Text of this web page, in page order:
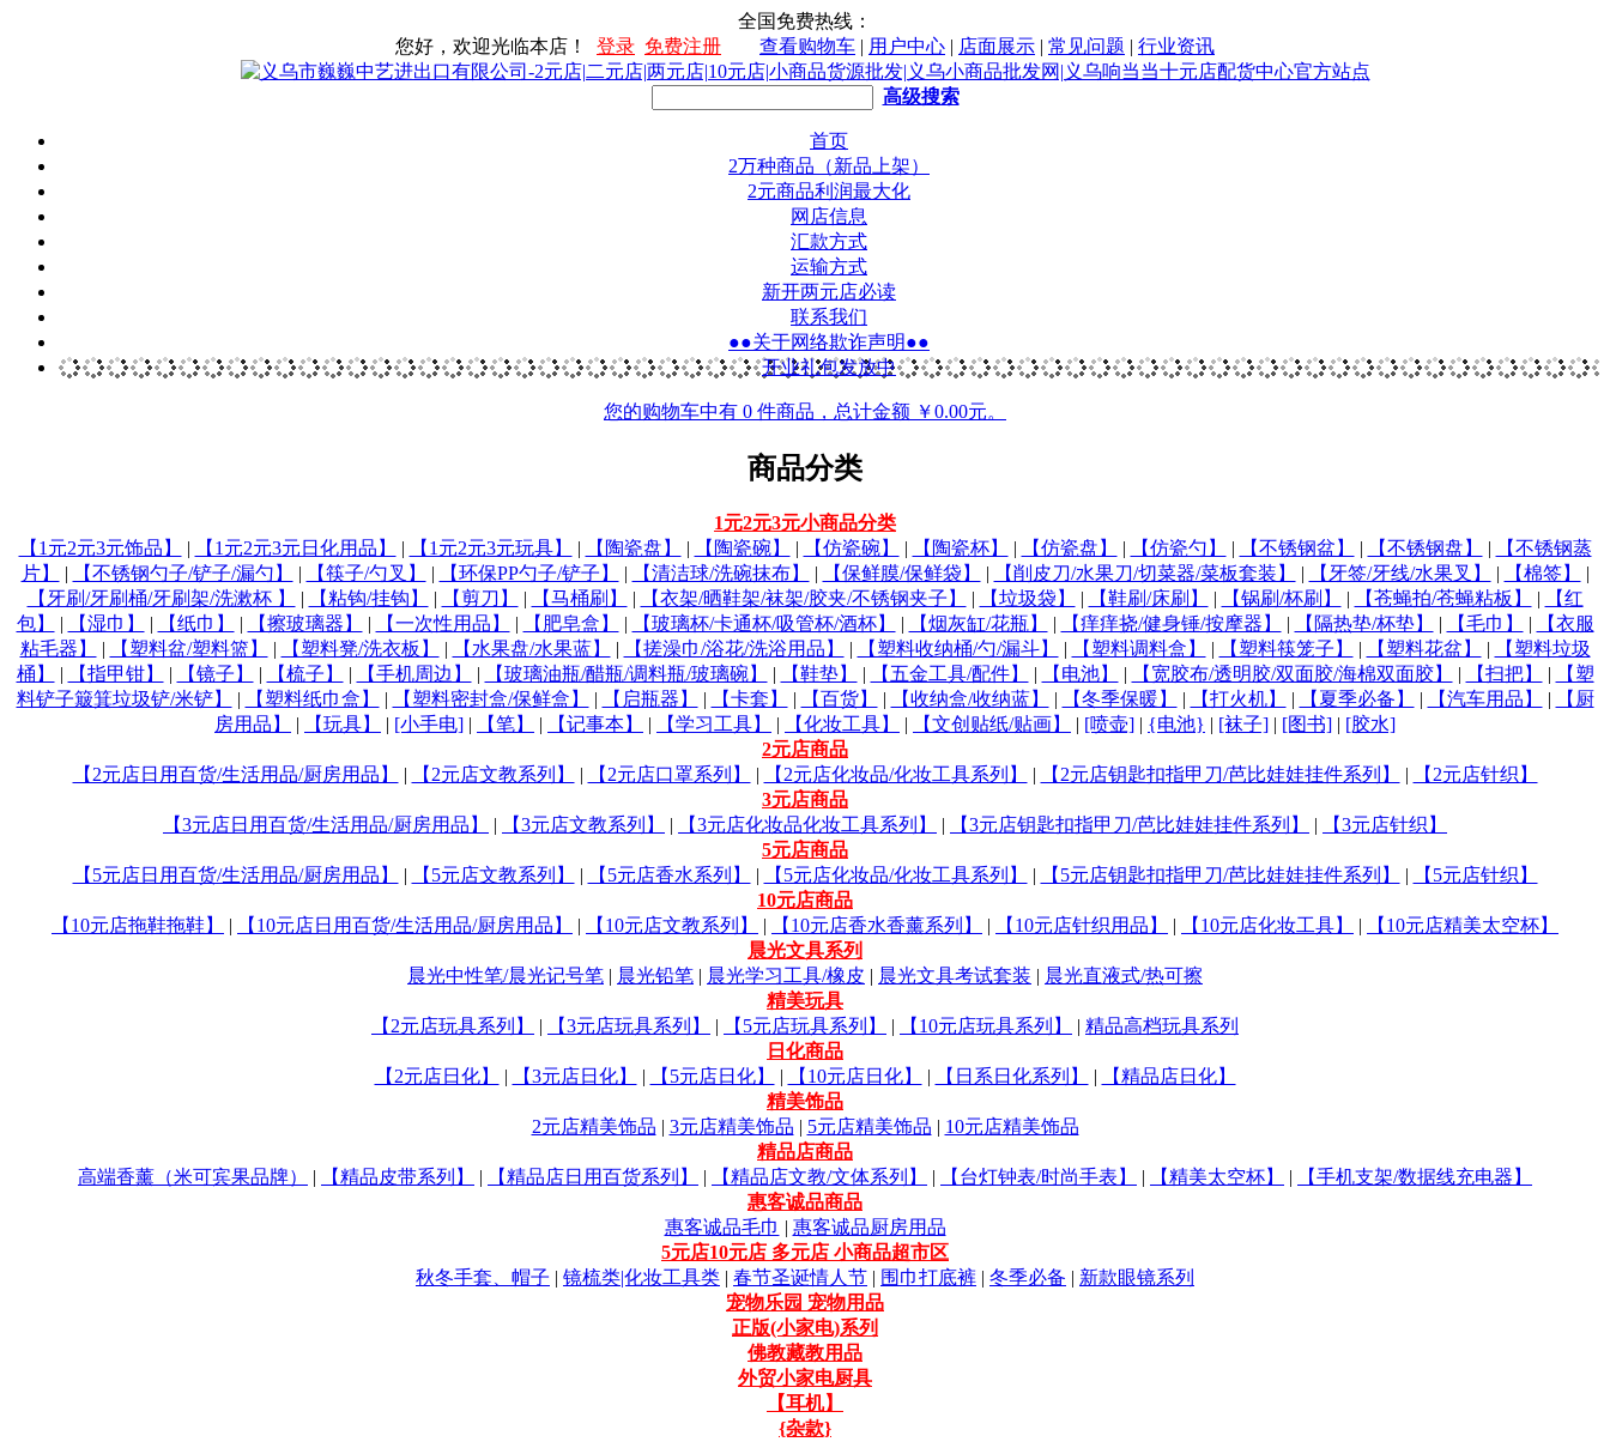
全国免费热线：
您好，欢迎光临本店！
登录 免费注册 查看购物车 | 用户中心 | 店面展示 | 常见问题 | 行业资讯
高级搜索
首页
2万种商品（新品上架）
2元商品利润最大化
网店信息
汇款方式
运输方式
新开两元店必读
联系我们
●●关于网络欺诈声明●●
开业礼包发放中
您的购物车中有 0 件商品，总计金额 ￥0.00元。
商品分类
1元2元3元小商品分类
【1元2元3元饰品】
| 【1元2元3元日化用品】 | 【1元2元3元玩具】 | 【陶瓷盘】 | 【陶瓷碗】 | 【仿瓷碗】 | 【陶瓷杯】 | 【仿瓷盘】 | 【仿瓷勺】 | 【不锈钢盆】 | 【不锈钢盘】 |
【不锈钢蒸
片】
| 【不锈钢勺子/铲子/漏勺】 | 【筷子/勺叉】 | 【环保PP勺子/铲子】 | 【清洁球/洗碗抹布】 | 【保鲜膜/保鲜袋】 | 【削皮刀/水果刀/切菜器/菜板套装】 | 【牙签/牙线/水果叉】 | 【棉签】
|
【牙刷/牙刷桶/牙刷架/洗漱杯 】
| 【粘钩/挂钩】 | 【剪刀】 | 【马桶刷】 | 【衣架/晒鞋架/袜架/胶夹/不锈钢夹子】 | 【垃圾袋】 | 【鞋刷/床刷】 | 【锅刷/杯刷】 | 【苍蝇拍/苍蝇粘板】 |
【红
包】
| 【湿巾】 | 【纸巾】 | 【擦玻璃器】 | 【一次性用品】 | 【肥皂盒】 | 【玻璃杯/卡通杯/吸管杯/酒杯】 | 【烟灰缸/花瓶】 | 【痒痒挠/健身锤/按摩器】 | 【隔热垫/杯垫】 | 【毛巾】 |
【衣服
粘毛器】
| 【塑料盆/塑料篮】 | 【塑料凳/洗衣板】 | 【水果盘/水果蓝】 | 【搓澡巾/浴花/洗浴用品】 | 【塑料收纳桶/勺/漏斗】 | 【塑料调料盒】 | 【塑料筷笼子】 | 【塑料花盆】 |
【塑料垃圾
桶】
| 【指甲钳】 | 【镜子】 | 【梳子】 | 【手机周边】 | 【玻璃油瓶/醋瓶/调料瓶/玻璃碗】 | 【鞋垫】 | 【五金工具/配件】 | 【电池】 | 【宽胶布/透明胶/双面胶/海棉双面胶】 | 【扫把】 |
【塑
料铲子簸箕垃圾铲/米铲】
| 【塑料纸巾盒】 | 【塑料密封盒/保鲜盒】 | 【启瓶器】 | 【卡套】 | 【百货】 | 【收纳盒/收纳蓝】 | 【冬季保暖】 | 【打火机】 | 【夏季必备】 | 【汽车用品】 |
【厨
房用品】
| 【玩具】 | [小手电] | 【笔】 | 【记事本】 | 【学习工具】 | 【化妆工具】 | 【文创贴纸/贴画】 | [喷壶] | {电池} | [袜子] | [图书] | [胶水]
2元店商品
【2元店日用百货/生活用品/厨房用品】
| 【2元店文教系列】 | 【2元店口罩系列】 | 【2元店化妆品/化妆工具系列】 | 【2元店钥匙扣指甲刀/芭比娃娃挂件系列】 |
【2元店针织】
3元店商品
【3元店日用百货/生活用品/厨房用品】
| 【3元店文教系列】 | 【3元店化妆品化妆工具系列】 | 【3元店钥匙扣指甲刀/芭比娃娃挂件系列】 |
【3元店针织】
5元店商品
【5元店日用百货/生活用品/厨房用品】
| 【5元店文教系列】 | 【5元店香水系列】 | 【5元店化妆品/化妆工具系列】 | 【5元店钥匙扣指甲刀/芭比娃娃挂件系列】 |
【5元店针织】
10元店商品
【10元店拖鞋拖鞋】
| 【10元店日用百货/生活用品/厨房用品】 | 【10元店文教系列】 | 【10元店香水香薰系列】 | 【10元店针织用品】 | 【10元店化妆工具】 |
【10元店精美太空杯】
晨光文具系列
晨光中性笔/晨光记号笔 | 晨光铅笔 | 晨光学习工具/橡皮 | 晨光文具考试套装 | 晨光直液式/热可擦
精美玩具
【2元店玩具系列】
| 【3元店玩具系列】 | 【5元店玩具系列】 | 【10元店玩具系列】 | 精品高档玩具系列
日化商品
【2元店日化】
| 【3元店日化】 | 【5元店日化】 | 【10元店日化】 | 【日系日化系列】 |
【精品店日化】
精美饰品
2元店精美饰品 | 3元店精美饰品 | 5元店精美饰品 | 10元店精美饰品
精品店商品
高端香薰（米可宾果品牌）
| 【精品皮带系列】 | 【精品店日用百货系列】 | 【精品店文教/文体系列】 | 【台灯钟表/时尚手表】 | 【精美太空杯】 |
【手机支架/数据线充电器】
惠客诚品商品
惠客诚品毛巾 | 惠客诚品厨房用品
5元店10元店 多元店 小商品超市区
秋冬手套、帽子 | 镜梳类|化妆工具类 | 春节圣诞情人节 | 围巾打底裤 | 冬季必备 | 新款眼镜系列
宠物乐园 宠物用品
正版(小家电)系列
佛教藏教用品
外贸小家电厨具
【耳机】
{杂款}